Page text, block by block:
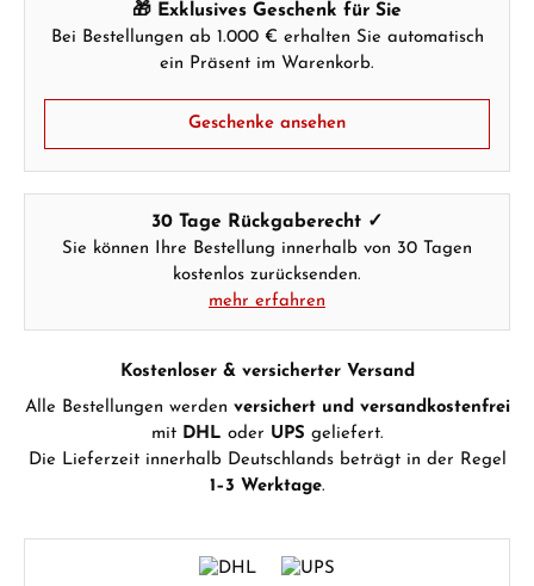
🎁 Exklusives Geschenk für Sie
Bei Bestellungen ab 1.000 € erhalten Sie automatisch
ein Präsent im Warenkorb.
Geschenke ansehen
30 Tage Rückgaberecht ✓
Sie können Ihre Bestellung innerhalb von 30 Tagen
kostenlos zurücksenden.
mehr erfahren
Kostenloser & versicherter Versand
Alle Bestellungen werden versichert und versandkostenfrei
mit DHL oder UPS geliefert.
Die Lieferzeit innerhalb Deutschlands beträgt in der Regel
1–3 Werktage.